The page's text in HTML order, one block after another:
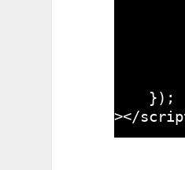
});
></